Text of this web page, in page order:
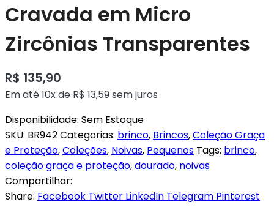
Cravada em Micro
Zircônias Transparentes
R$ 135,90
Em até 10x de R$ 13,59sem juros
Disponibilidade: Sem Estoque
SKU: BR942Categorias: brinco, Brincos,Coleção Graça
e Proteção,Coleções, Noivas, Pequenos Tags: brinco,
coleção graça e proteção,dourado, noivas
Compartilhar:
Share: Facebook Twitter LinkedIn Telegram Pinterest